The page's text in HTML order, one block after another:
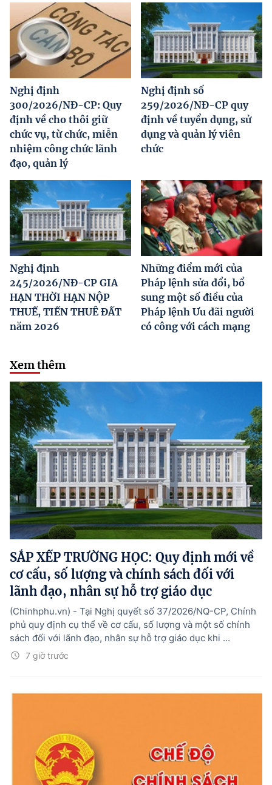
Nghị định
300/2026/NĐ-CP: Quy
định về cho thôi giữ
chức vụ, từ chức, miễn
nhiệm công chức lãnh
đạo, quản lý
Nghị định số
259/2026/NĐ-CP quy
định về tuyển dụng, sử
dụng và quản lý viên
chức
Nghị định
245/2026/NĐ-CP GIA
HẠN THỜI HẠN NỘP
THUẾ, TIỀN THUÊ ĐẤT
năm 2026
Những điểm mới của
Pháp lệnh sửa đổi, bổ
sung một số điều của
Pháp lệnh Ưu đãi người
có công với cách mạng
Xem thêm
SẮP XẾP TRƯỜNG HỌC: Quy định mới về
cơ cấu, số lượng và chính sách đối với
lãnh đạo, nhân sự hỗ trợ giáo dục
7 giờ trước
(Chinhphu.vn) - Tại Nghị quyết số 37/2026/NQ-CP, Chính
phủ quy định cụ thể về cơ cấu, số lượng và một số chính
sách đối với lãnh đạo, nhân sự hỗ trợ giáo dục khi ...